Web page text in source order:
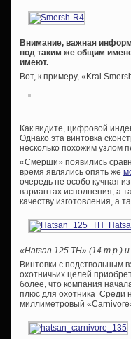
Внимание, важная
под таким же общим
имеют.
Вот, к примеру, «Kral
Как видите, цифровой
Однако эта винтовка
несколько похожим узлом
«Смерши» появились
время являлись опять же
очередь не особо кучная
вариантах исполнения, а
качеству изготовления, а
«Hatsan 125 TH» (14 т.р.)
Винтовки с подствольным
охотничьих целей
более, что компания
плюс для охотника Среди
миллиметровый